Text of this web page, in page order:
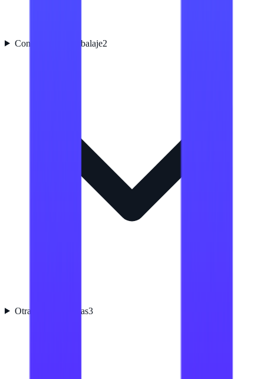
Contenido del embalaje2
Otras características3